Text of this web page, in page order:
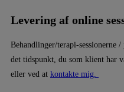
Levering af online
Behandlinger/terapi-sessionerne
det tidspunkt, du som klient har
eller ved at kontakte mig.